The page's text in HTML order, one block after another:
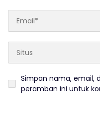
Simpan nama, email,
peramban ini untuk